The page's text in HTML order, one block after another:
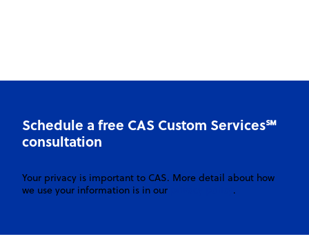
Schedule a free CAS Custom Services℠
consultation
Your privacy is important to CAS. More detail about how
we use your information is in our
.